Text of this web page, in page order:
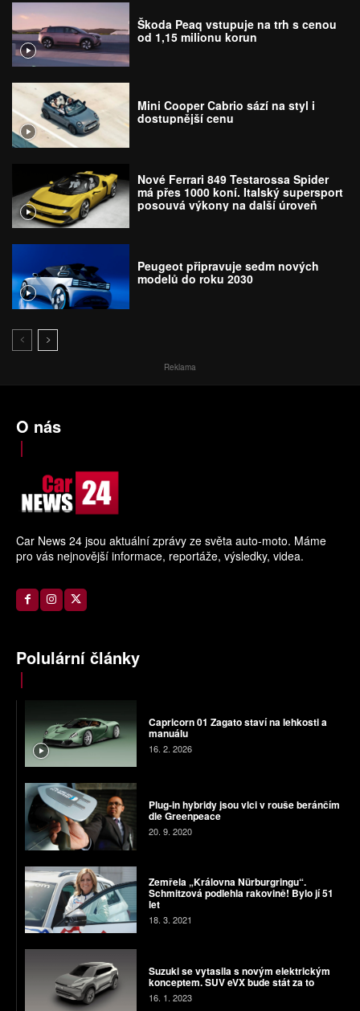
Škoda Peaq vstupuje na trh s cenou
od 1,15 milionu korun
Mini Cooper Cabrio sází na styl i
dostupnější cenu
Nové Ferrari 849 Testarossa Spider
má přes 1000 koní. Italský supersport
posouvá výkony na další úroveň
Peugeot připravuje sedm nových
modelů do roku 2030
Reklama
O nás
Car News 24 jsou aktuální zprávy ze světa auto-moto. Máme
pro vás nejnovější informace, reportáže, výsledky, videa.
Polulární články
Capricorn 01 Zagato staví na lehkosti a
manuálu
16. 2. 2026
Plug-in hybridy jsou vlci v rouše beránčím
dle Greenpeace
20. 9. 2020
Zemřela „Královna Nürburgringu“.
Schmitzová podlehla rakovině! Bylo jí 51
let
18. 3. 2021
Suzuki se vytasila s novým elektrickým
konceptem. SUV eVX bude stát za to
16. 1. 2023